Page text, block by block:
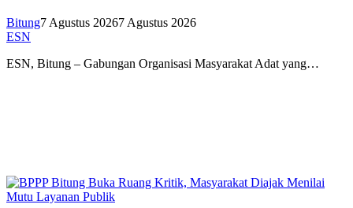
Bitung7 Agustus 20267 Agustus 2026
ESN
ESN, Bitung – Gabungan Organisasi Masyarakat Adat yang…